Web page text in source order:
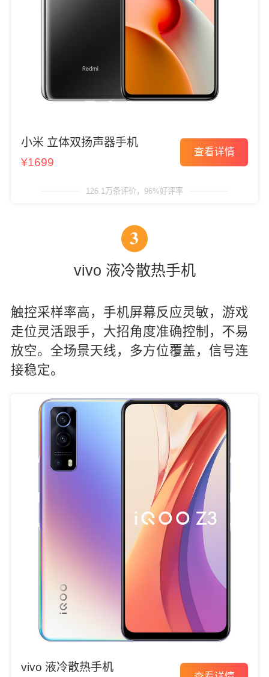
小米 立体双扬声器手机
¥1699
查看详情
126.1万条评价，96%好评率
3
vivo 液冷散热手机
触控采样率高，手机屏幕反应灵敏，游戏
走位灵活跟手，大招角度准确控制，不易
放空。全场景天线，多方位覆盖，信号连
接稳定。
vivo 液冷散热手机